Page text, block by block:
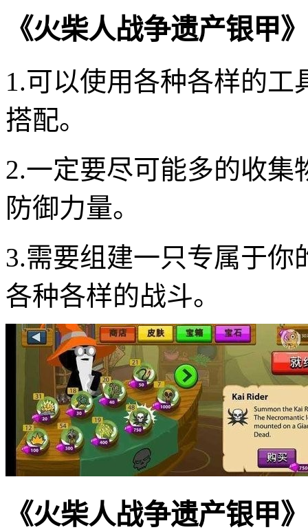
《火柴人战争遗产银甲
1.可以使用各种各样的
搭配。
2.一定要尽可能多的收
防御力量。
3.需要组建一只专属于
各种各样的战斗。
《火柴人战争遗产银甲